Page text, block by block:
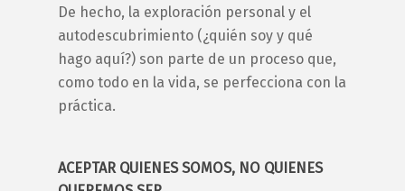
De hecho, la exploración personal y el
autodescubrimiento (¿quién soy y qué
hago aquí?) son parte de un proceso que,
como todo en la vida, se perfecciona con la
práctica.
ACEPTAR QUIENES SOMOS, NO QUIENES